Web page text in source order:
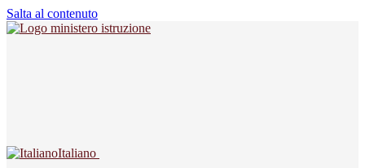
Salta al contenuto
Italiano